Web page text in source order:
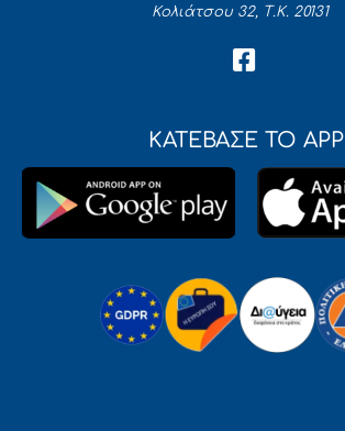
Κολιάτσου 32, Τ.Κ. 20131
ΚΑΤΕΒΑΣΕ ΤΟ APP